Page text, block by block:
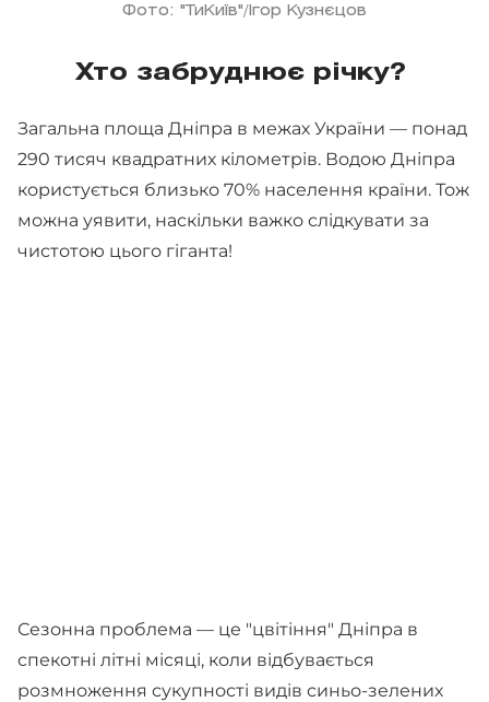
Фото: "ТиКиїв"/Ігор Кузнєцов
Хто забруднює річку?
Загальна площа Дніпра в межах України — понад
290 тисяч квадратних кілометрів. Водою Дніпра
користується близько 70% населення країни. Тож
можна уявити, наскільки важко слідкувати за
чистотою цього гіганта!
Сезонна проблема — це "цвітіння" Дніпра в
спекотні літні місяці, коли відбувається
розмноження сукупності видів синьо-зелених